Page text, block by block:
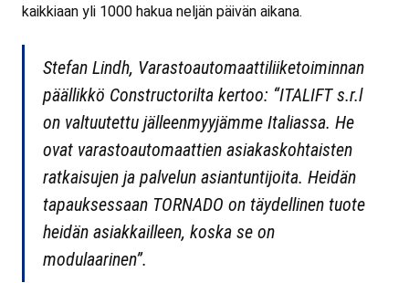
kaikkiaan yli 1000 hakua neljän päivän aikana.
Stefan Lindh, Varastoautomaattiliiketoiminnan
päällikkö Constructorilta kertoo: “ITALIFT s.r.l
on valtuutettu jälleenmyyjämme Italiassa. He
ovat varastoautomaattien asiakaskohtaisten
ratkaisujen ja palvelun asiantuntijoita. Heidän
tapauksessaan TORNADO on täydellinen tuote
heidän asiakkailleen, koska se on
modulaarinen”.